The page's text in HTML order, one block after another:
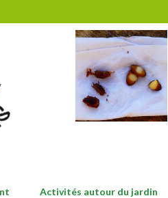
Activités autour du jardin